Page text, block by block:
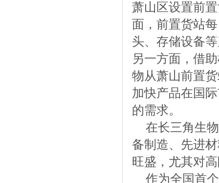
萧山区设置前
面，前置货站
头、存储设备
另一方面，借
物从萧山前置
加快产品在国
的需求。
在长三角生
备制造、先进
旺盛，尤其对
作为全国首